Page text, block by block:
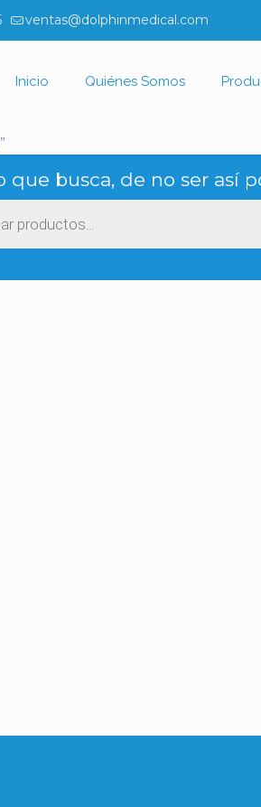
ventas@dolphinmedical.com
Inicio Quiénes Somos
que busca, de no ser así